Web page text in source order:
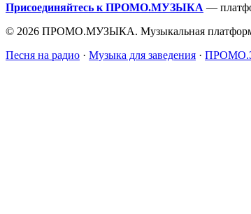
Присоединяйтесь к ПРОМО.МУЗЫКА —
© 2026 ПРОМО.МУЗЫКА. Музыкальная платформа
Песня на радио · Музыка для заведения ·